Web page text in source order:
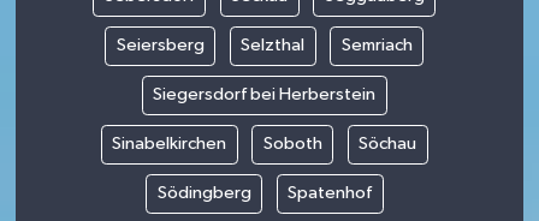
Seiersberg Selzthal Semriach
Siegersdorf bei Herberstein
Sinabelkirchen Soboth Söchau
Södingberg Spatenhof